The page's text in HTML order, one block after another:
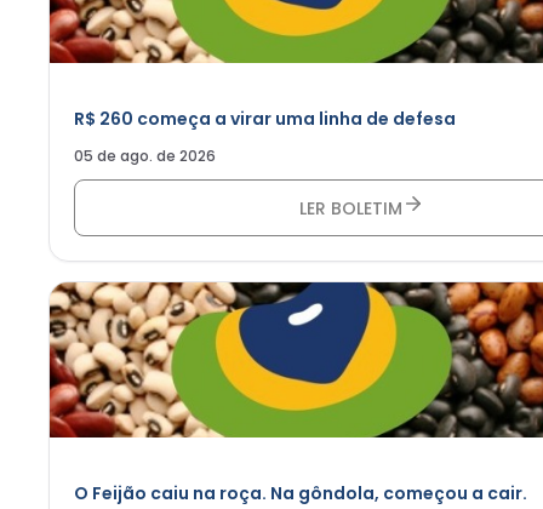
R$ 260 começa a virar uma linha de defesa
05 de ago. de 2026
LER BOLETIM
O Feijão caiu na roça. Na gôndola, começou a cair.